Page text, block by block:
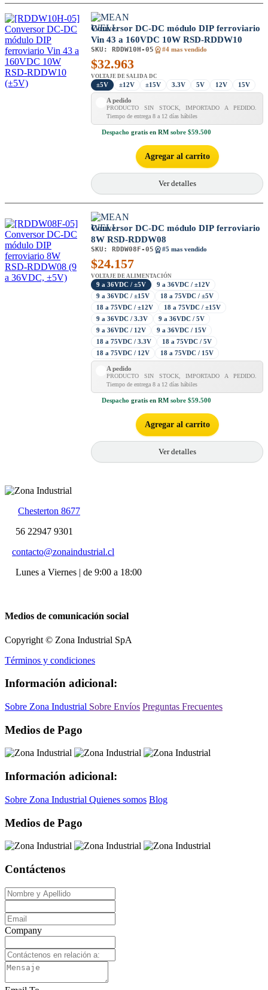
Conversor DC-DC módulo DIP ferroviario
Vin 43 a 160VDC 10W RSD-RDDW10
SKU: RDDW10H-05 #4 mas vendido
$32.963
VOLTAJE DE SALIDA DC
±5V ±12V ±15V 3.3V 5V 12V 15V
A pedido
PRODUCTO SIN STOCK, IMPORTADO A PEDIDO.
Tiempo de entrega 8 a 12 días hábiles
Despacho gratis en RM sobre $59.500
Agregar al carrito
Ver detalles
Conversor DC-DC módulo DIP ferroviario
8W RSD-RDDW08
SKU: RDDW08F-05 #5 mas vendido
$24.157
VOLTAJE DE ALIMENTACIÓN
9 a 36VDC / ±5V
9 a 36VDC / ±12V
9 a 36VDC / ±15V
18 a 75VDC / ±5V
18 a 75VDC / ±12V
18 a 75VDC / ±15V
9 a 36VDC / 3.3V
9 a 36VDC / 5V
9 a 36VDC / 12V
9 a 36VDC / 15V
18 a 75VDC / 3.3V
18 a 75VDC / 5V
18 a 75VDC / 12V
18 a 75VDC / 15V
A pedido
PRODUCTO SIN STOCK, IMPORTADO A PEDIDO.
Tiempo de entrega 8 a 12 días hábiles
Despacho gratis en RM sobre $59.500
Agregar al carrito
Ver detalles
Chesterton 8677
56 22947 9301
contacto@zonaindustrial.cl
Lunes a Viernes | de 9:00 a 18:00
Medios de comunicación social
Copyright © Zona Industrial SpA
Términos y condiciones
Información adicional:
Sobre Zona Industrial Sobre Envíos Preguntas Frecuentes
Medios de Pago
Información adicional:
Sobre Zona Industrial Quienes somos Blog
Medios de Pago
Contáctenos
Company